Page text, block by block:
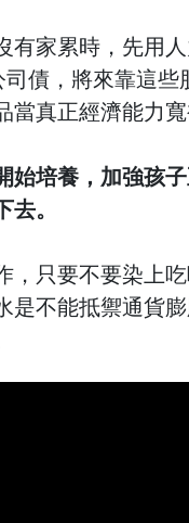
有家累時，先用
債，將來靠這些
真正經濟能力
始培養，加強孩
。
，只要不要染上
是不能抵禦通貨